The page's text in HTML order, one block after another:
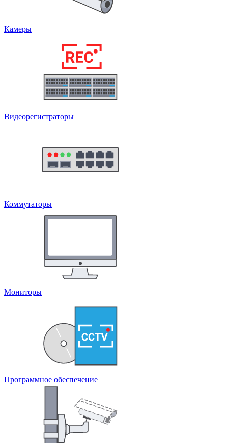
Камеры
Видеорегистраторы
Коммутаторы
Мониторы
Программное обеспечение